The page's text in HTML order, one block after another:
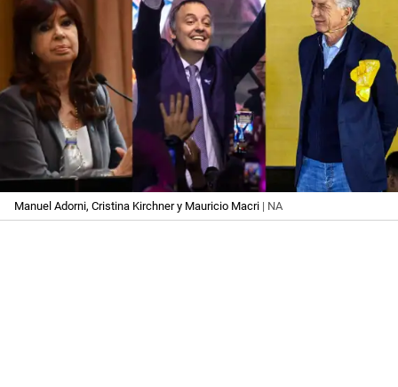
Manuel Adorni, Cristina Kirchner y Mauricio Macri | NA